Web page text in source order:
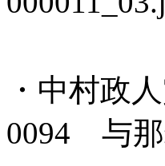
・中村政
0094 与那